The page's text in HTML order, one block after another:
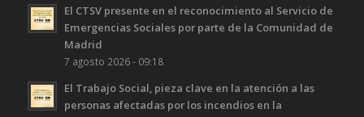
El CTSV presente en el reconocimiento al Servicio de
Emergencias Sociales por parte de la Comunidad de
Madrid
7 agosto 2026 - 09:18
El Trabajo Social, pieza clave en la atención a las
personas afectadas por los incendios en la